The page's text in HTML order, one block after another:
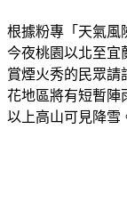
根據粉專「天氣風
今夜桃園以北至宜
賞煙火秀的民眾請
花地區將有短暫陣
以上高山可見降雪